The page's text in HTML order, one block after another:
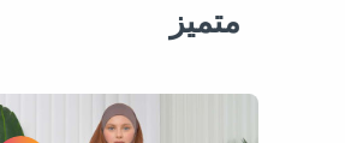
متميز